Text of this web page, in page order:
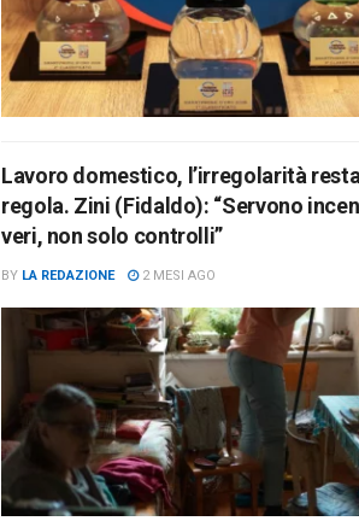
Lavoro domestico, l’irregolarità
regola. Zini (Fidaldo): “Servono
veri, non solo controlli”
BY LA REDAZIONE 2 MESI AGO